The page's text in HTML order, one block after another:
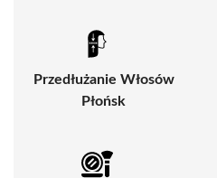
Przedłużanie Włosów
Płońsk